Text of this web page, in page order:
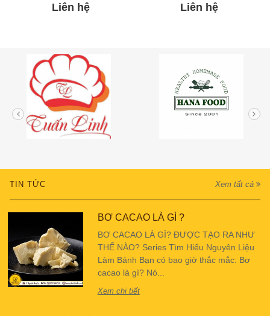
Liên hệ Liên hệ
TIN TỨC Xem tất cả
BƠ CACAO LÀ GÌ ?
BƠ CACAO LÀ GÌ? ĐƯỢC TẠO RA NHƯ
THẾ NÀO? Series Tìm Hiểu Nguyên Liệu
Làm Bánh Bạn có bao giờ thắc mắc: Bơ
cacao là gì? Nó...
Xem chi tiết